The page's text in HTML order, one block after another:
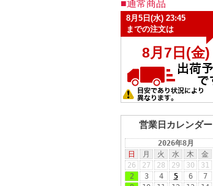
■通常商品
営業日カレンダー